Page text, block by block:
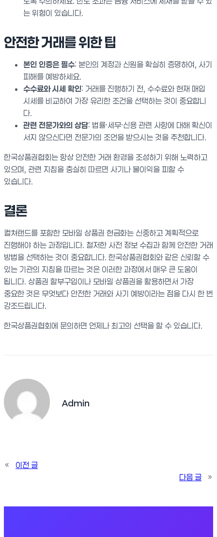
는 위험이 있습니다.
안전한 거래를 위한 팁
본인 인증은 필수: 본인의 계정과 신원을 확실히 증명하여, 사기
피해를 예방하세요.
수수료와 시세 확인: 거래를 진행하기 전, 수수료와 현재 매입
시세를 비교하여 가장 유리한 조건을 선택하는 것이 중요합니
다.
관련 전문가와의 상담: 법률·세무·신용 관련 사항에 대해 확신이
서지 않으신다면 전문가의 조언을 받으시는 것을 추천합니다.
한국상품권협회는 항상 안전한 거래 환경을 조성하기 위해 노력하고
있으며, 관련 지침을 충실히 따르면 사기나 불이익을 피할 수
있습니다.
결론
컬쳐랜드를 포함한 모바일 상품권 현금화는 신중하고 계획적으로
진행해야 하는 과정입니다. 철저한 사전 정보 수집과 함께 안전한 거래
방법을 선택하는 것이 중요합니다. 한국상품권협회와 같은 신뢰할 수
있는 기관의 지침을 따르는 것은 이러한 과정에서 매우 큰 도움이
됩니다. 상품권 할부구입이나 모바일 상품권을 활용하면서 가장
중요한 것은 무엇보다 안전한 거래와 사기 예방이라는 점을 다시 한 번
강조드립니다.
한국상품권협회에 문의하면 언제나 최고의 선택을 할 수 있습니다.
Admin
«
이전 글
다음 글
»